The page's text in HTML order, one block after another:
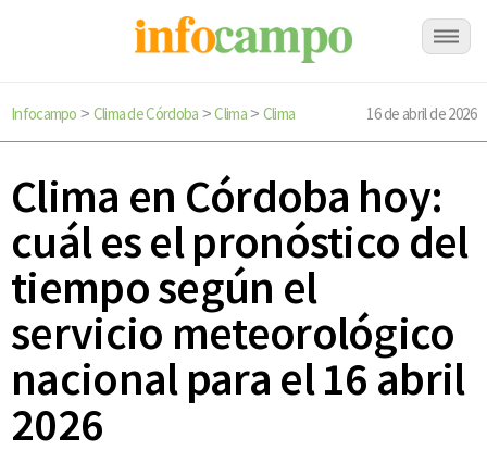
Infocampo > Clima de Córdoba >Clima> Clima 16 de abril de 2026
Clima en Córdoba hoy:
cuál es el pronóstico del
tiempo según el
servicio meteorológico
nacional para el 16 abril
2026